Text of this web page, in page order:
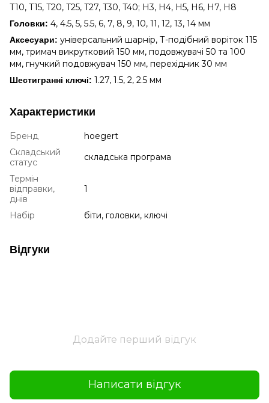
T10, T15, T20, T25, T27, T30, T40; H3, H4, H5, H6, H7, H8
Головки: 4, 4.5, 5, 5.5, 6, 7, 8, 9, 10, 11, 12, 13, 14 мм
Аксесуари: універсальний шарнір, Т-подібний воріток 115
мм, тримач викрутковий 150 мм, подовжувачі 50 та 100
мм, гнучкий подовжувач 150 мм, перехідник 30 мм
Шестигранні ключі: 1.27, 1.5, 2, 2.5 мм
Характеристики
Бренд
hoegert
Складський
статус
складська програма
Термін
відправки,
днів
1
Набір біти, головки, ключі
Відгуки
Додайте перший відгук
Написати відгук